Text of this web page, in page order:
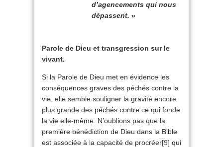
d’agencements qui nous
dépassent. »
Parole de Dieu et transgression sur le
vivant.
Si la Parole de Dieu met en évidence les
conséquences graves des péchés contre la
vie, elle semble souligner la gravité encore
plus grande des péchés contre ce qui fonde
la vie elle-même. N’oublions pas que la
première bénédiction de Dieu dans la Bible
est associée à la capacité de procréer[9] qui